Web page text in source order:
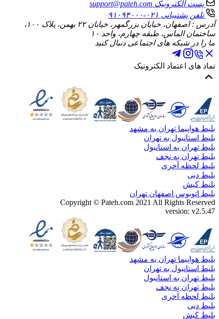
پست الکترونیک support@pateh.com
تلفن پشتیبانی ۰۲۱-۹۱۰۹۴۰۰۰
آدرس : اصفهان، خیابان بزرگمهر، خیابان ۲۲ بهمن، پلاک ۱۰۰،
ساختمان الماس، طبقه چهارم، واحد ۱۰
ما را در شبکه های اجتماعی دنبال کنید
نماد های اعتماد الکترونیک
بلیط هواپیما تهران به مشهد
بلیط استانبول به تهران
بلیط تهران به استانبول
بلیط تهران به نجف
بلیط لحظه آخری
بلیط دبی
بلیط کیش
بلیط اتوبوس اصفهان تهران
Copyright ©Pateh.com 2021 All Rights Reserved
version: v2.5.47
بلیط هواپیما تهران به مشهد
بلیط استانبول به تهران
بلیط تهران به استانبول
بلیط تهران به نجف
بلیط لحظه آخری
بلیط دبی
بلیط کیش